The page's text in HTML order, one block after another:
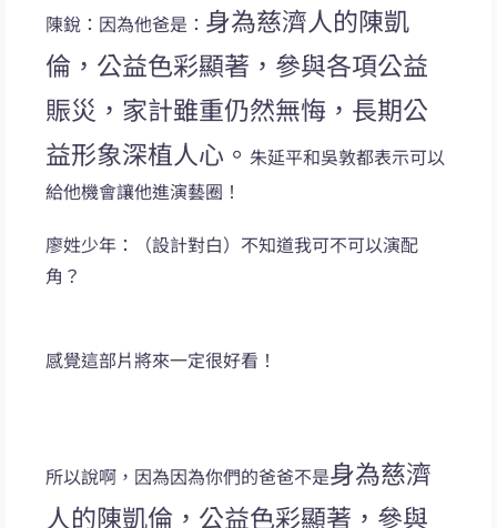
陳銳：因為他爸是： 身為慈濟人的陳凱
倫，公益色彩顯著，參與各項公益
賑災，家計雖重仍然無悔，長期公
益形象深植人心。朱延平和吳敦都表示可以
給他機會讓他進演藝圈！
廖姓少年：（設計對白）不知道我可不可以演配
角？
感覺這部片將來一定很好看！
所以說啊，因為因為你們的爸爸不是身為慈濟
人的陳凱倫，公益色彩顯著，參與